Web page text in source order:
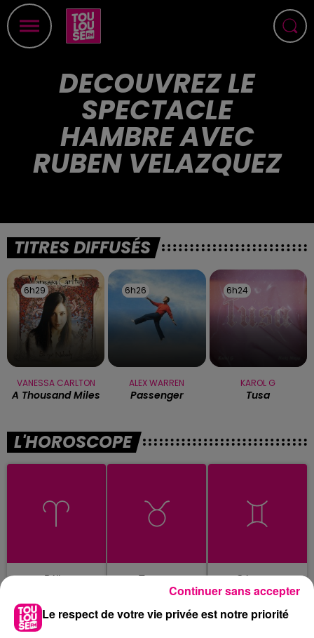
DECOUVREZ LE
SPECTACLE
HAMBRE AVEC
RUBEN VELAZQUEZ
TITRES DIFFUSÉS
6h29
6h29
VANESSA CARLTON
A Thousand Miles
6h26
6h26
ALEX WARREN
Passenger
6h24
6h24
KAROL G
Tusa
L'HOROSCOPE
Bélier Taureau Gémeaux
Le respect de votre vie privée est notre priorité
Continuer sans accepter